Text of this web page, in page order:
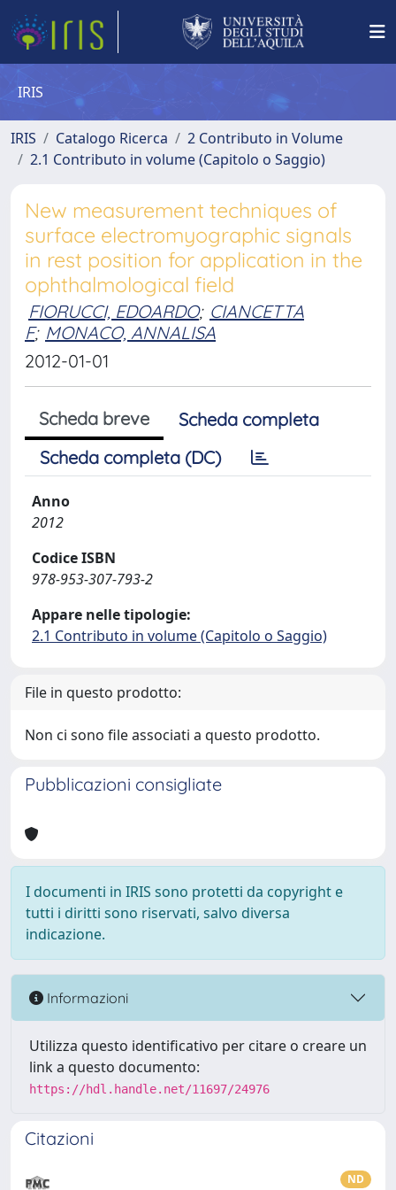
IRIS
IRIS Catalogo Ricerca
2 Contributo in Volume
2.1 Contributo in volume (Capitolo o Saggio)
New measurement techniques of
surface electromyographic signals
in rest position for application in the
ophthalmological field
FIORUCCI, EDOARDO; CIANCETTA
F; MONACO, ANNALISA
2012-01-01
Scheda breve
Scheda completa
Scheda completa (DC)
Anno
2012
Codice ISBN
978-953-307-793-2
Appare nelle tipologie:
2.1 Contributo in volume (Capitolo o Saggio)
File in questo prodotto:
Non ci sono file associati a questo prodotto.
Pubblicazioni consigliate
I documenti in IRIS sono protetti da copyright e
tutti i diritti sono riservati, salvo diversa
indicazione.
Informazioni
Utilizza questo identificativo per citare o creare un
link a questo documento:
https://hdl.handle.net/11697/24976
Citazioni
ND